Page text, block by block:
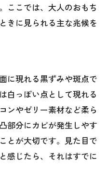
ここでは、大人のおもち
きに見られる主な兆候を
に現れる黒ずみや斑点で
白っぽい点として現れる
ンやゼリー素材など柔ら
部分にカビが発生しやす
とが大切です。見た目で
感じたら、それはすでに